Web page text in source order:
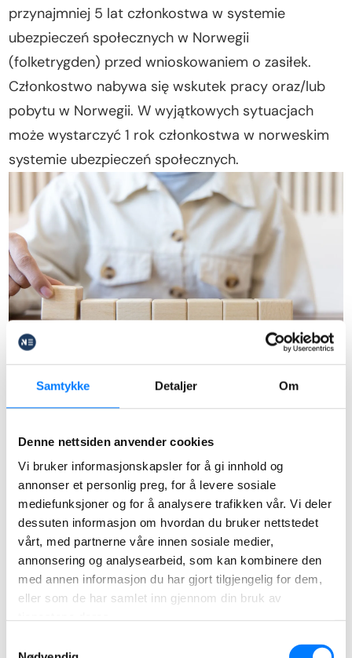
Samtykke Detaljer Om
Denne nettsiden anvender cookies
Vi bruker informasjonskapsler for å gi innhold og
annonser et personlig preg, for å levere sosiale
mediefunksjoner og for å analysere trafikken vår. Vi deler
dessuten informasjon om hvordan du bruker nettstedet
vårt, med partnerne våre innen sosiale medier,
annonsering og analysearbeid, som kan kombinere den
med annen informasjon du har gjort tilgjengelig for dem,
eller som de har samlet inn gjennom din bruk av
przynajmniej 5 lat członkostwa w systemie
ubezpieczeń społecznych w Norwegii
(folketrygden) przed wnioskowaniem o zasiłek.
Członkostwo nabywa się wskutek pracy oraz/lub
pobytu w Norwegii. W wyjątkowych sytuacjach
może wystarczyć 1 rok członkostwa w norweskim
systemie ubezpieczeń społecznych.
Prawo do AAP
Zasiłek rehabilitacyjny AAP wynosi 66%
uśrednionych, poprzednich dochodów do kwoty
6G (540 734 NOK). Świadczenie można pobierać
co do zasady przez 3 lata – w szczególnych
przypadkach istnieje możliwość przedłużenia o
dodatkowe 2 lata. Pamiętaj, że wnioskowanie o AAP
nie jest możliwe wstecz – NAV przyzna świadczenie